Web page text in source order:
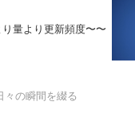
り量より更新頻度〜〜
々の瞬間を綴る